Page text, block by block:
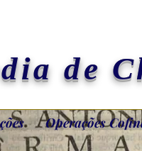
de
Operações